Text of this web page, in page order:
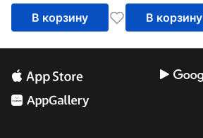
В корзину В корзину